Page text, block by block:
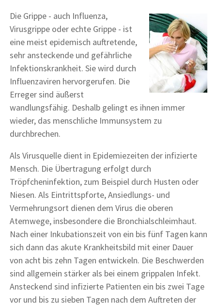
Die Grippe - auch Influenza,
Virusgrippe oder echte Grippe - ist
eine meist epidemisch auftretende,
sehr ansteckende und gefährliche
Infektionskrankheit. Sie wird durch
Influenzaviren hervorgerufen. Die
Erreger sind äußerst
wandlungsfähig. Deshalb gelingt es ihnen immer
wieder, das menschliche Immunsystem zu
durchbrechen.
Als Virusquelle dient in Epidemiezeiten der infizierte
Mensch. Die Übertragung erfolgt durch
Tröpfcheninfektion, zum Beispiel durch Husten oder
Niesen. Als Eintrittspforte, Ansiedlungs- und
Vermehrungsort dienen dem Virus die oberen
Atemwege, insbesondere die Bronchialschleimhaut.
Nach einer Inkubationszeit von ein bis fünf Tagen kann
sich dann das akute Krankheitsbild mit einer Dauer
von acht bis zehn Tagen entwickeln. Die Beschwerden
sind allgemein stärker als bei einem grippalen Infekt.
Ansteckend sind infizierte Patienten ein bis zwei Tage
vor und bis zu sieben Tagen nach dem Auftreten der